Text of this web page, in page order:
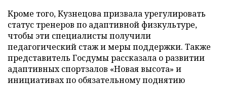
Кроме того, Кузнецова призвала урегулировать
статус тренеров по адаптивной физкультуре,
чтобы эти специалисты получили
педагогический стаж и меры поддержки. Также
представитель Госдумы рассказала о развитии
адаптивных спортзалов «Новая высота» и
инициативах по обязательному поднятию